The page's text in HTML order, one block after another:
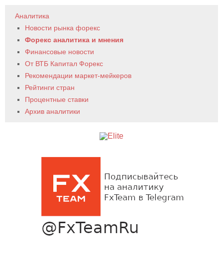
Аналитика
Новости рынка форекс
Форекс аналитика и мнения
Финансовые новости
От ВТБ Капитал Форекс
Рекомендации маркет-мейкеров
Рейтинги стран
Процентные ставки
Архив аналитики